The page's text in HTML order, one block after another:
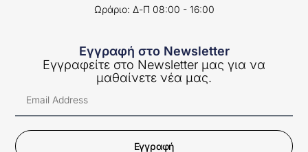
Ωράριο: Δ-Π 08:00 - 16:00
Εγγραφή στο Newsletter
Εγγραφείτε στο Newsletter μας για να
μαθαίνετε νέα μας.
Εγγραφή